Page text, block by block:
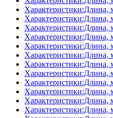
Характеристики:Длина,
Характеристики:Длина,
Характеристики:Длина,
Характеристики:Длина,
Характеристики:Длина,
Характеристики:Длина,
Характеристики:Длина,
Характеристики:Длина,
Характеристики:Длина,
Характеристики:Длина,